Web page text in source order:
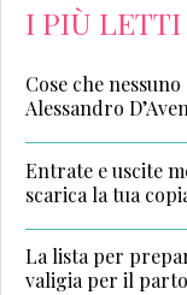
I PIÙ LETTI
Cose che nessuno
Alessandro
Entrate e uscite
scarica la tua
La lista per
valigia per il parto